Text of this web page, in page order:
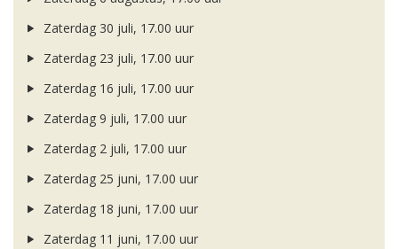
Zaterdag 30 juli, 17.00 uur
Zaterdag 23 juli, 17.00 uur
Zaterdag 16 juli, 17.00 uur
Zaterdag 9 juli, 17.00 uur
Zaterdag 2 juli, 17.00 uur
Zaterdag 25 juni, 17.00 uur
Zaterdag 18 juni, 17.00 uur
Zaterdag 11 juni, 17.00 uur